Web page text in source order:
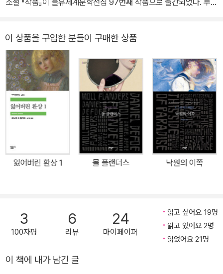
그는 1865년 생리학자 클로드 베르나르(Claude Bernard)의 저서
에 심취한다. 이때부터 에밀 졸라는 정신에 미치는 육체의 영향과 유
전의 문제에 깊은 관심을 갖게 된다. 그의 대표작 《루공ᐨ마카르 총서,
제2제정 시대 어느 집안의 자연적·사회적 역사(Rougon-Macquar
t, Histoire na- turelle et sociale d’une famille sous le Secon
d Empire)》는 바로 이 문제를 증명하기 위해서 집필된 실험소설이
다. 바로 이러한 이유 때문에 그는 자연주의의 대표적 주자로 평가되
고 있으며, 이 작품집의 제7권인 《목로주점(L’Asso- mmoir)》과 제1
3권인 《제르미날(Germinal)》은 자연주의 소설의 정수로 알려져 있
다. 에밀 졸라는 귀족적이기보다는 서민적이며, 그래서 사회적 정의
를 실현하기 위해 실질적으로 투쟁을 벌인 인물로도 유명하다. 그는
스 사회가 정의와 진실, 그리고 인권 옹호의 문제를 인식하도록 한 공
로를 인정받고 있다. 하지만 그의 생전에 이러한 공로를 인정받은 것
은 아니었다. 드레퓌스 사건의 부당성에 대한 기고문을 발표한 직후,
그는 프랑스 육군 참모본부에 의해 명예훼손죄로 기소되어 징역 1년
리』, 알렝 마르사두르·다비드 노이하우스의 『약속의 땅-성경과 역사』
예술 작품에 대한 작가의 세부적인 관찰과 풍부한 표현이 돋보이는
소설이다. 졸라는 이 소설로 예술가들이 겪는 창작의 고뇌와 불안한
삶을 클로드 랑티에라는 작중 화가의 피하지 못한 숙명과 비참한 말
로를 통해 생생하게 담아냈다. 그 어떤 소설보다 작가 자신의 체험이
담긴 자전적 소설 『작품』은 에밀 졸라의 ‘루공 마카르 총서’ 중 유일하
게 실제 가깝게 지냈던 지인들과 예술 작품을 소재로 한 보기 드문 소
설이다. 작가 자신과 폴 세잔이라는, 후대의 최고 작가와 화가를 주인
공으로 삼았다는 사실만으로도 이 소설은 많은 사람의 흥미를 자아낸
다. 이 소설이 발간된 것을 계기로 어릴 적부터 이어 오던 우정이 깨져
버린 졸라와 세잔은 엑상프로방스에서의 학창 시절부터 가까운 친구
는 예술가들을 위한 논설을 신문에 기고했는데, 특히 『작품』 속 대작
과 유사하게 묘사되는 「풀밭 위의 점심 식사」를 그린 마네에 대해 적
극적인 옹호를 펼쳤다. 이러한 사실들만 보아도 『작품』은 그 어떤 소
러나 세잔은 이 책을 헌정받은 후 졸라에게 사무적이고 짤막한 감사
이 상품을 구입한 분들이 구매한 상품
잃어버린 환상 1 몰 플랜더스 낙원의 이쪽
3
100자평
6
리뷰
24
마이페이퍼
읽고 싶어요 19명
읽고 있어요 2명
읽었어요 21명
이 책에 내가 남긴 글